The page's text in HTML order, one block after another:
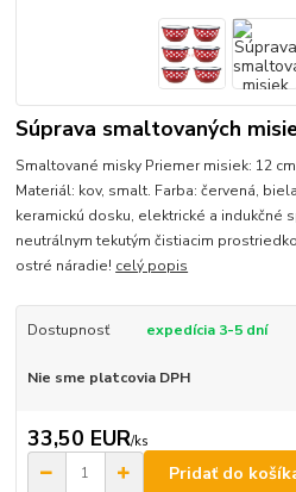
Súprava smaltovaných
Smaltované misky Priemer misiek: 12
Materiál: kov, smalt. Farba: červená,
keramickú dosku, elektrické a indukčné
neutrálnym tekutým čistiacim
ostré náradie! celý popis
Dostupnosť expedícia 3-5 dní
Nie sme platcovia DPH
33,50 EUR/ks
Pridať do